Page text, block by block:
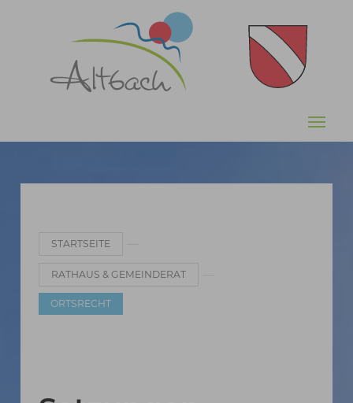
Zum Hauptinhalt springen
STARTSEITE
RATHAUS & GEMEINDERAT
ORTSRECHT